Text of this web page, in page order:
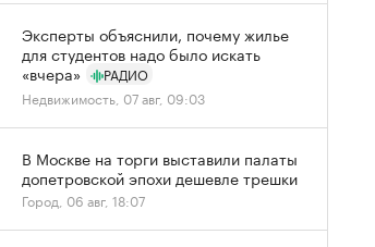
Эксперты объяснили, почему жилье
для студентов надо было искать
«вчера»
РАДИО
Недвижимость, 07 авг, 09:03
В Москве на торги выставили палаты
допетровской эпохи дешевле трешки
Город, 06 авг, 18:07